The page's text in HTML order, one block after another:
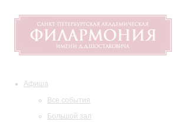
Афиша
Все события
Большой зал